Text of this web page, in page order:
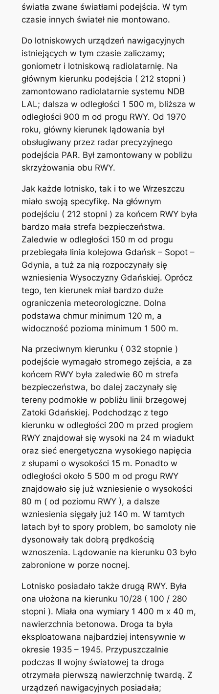
światła zwane światłami podejścia. W tym
czasie innych świateł nie montowano.
Do lotniskowych urządzeń nawigacyjnych
istniejących w tym czasie zaliczamy;
goniometr i lotniskową radiolatarnię. Na
głównym kierunku podejścia ( 212 stopni )
zamontowano radiolatarnie systemu NDB
LAL; dalsza w odległości 1 500 m, bliższa w
odległości 900 m od progu RWY. Od 1970
roku, główny kierunek lądowania był
obsługiwany przez radar precyzyjnego
podejścia PAR. Był zamontowany w pobliżu
skrzyżowania obu RWY.
Jak każde lotnisko, tak i to we Wrzeszczu
miało swoją specyfikę. Na głównym
podejściu ( 212 stopni ) za końcem RWY była
bardzo mała strefa bezpieczeństwa.
Zaledwie w odległości 150 m od progu
przebiegała linia kolejowa Gdańsk – Sopot –
Gdynia, a tuż za nią rozpoczynały się
wzniesienia Wysoczyzny Gdańskiej. Oprócz
tego, ten kierunek miał bardzo duże
ograniczenia meteorologiczne. Dolna
podstawa chmur minimum 120 m, a
widoczność pozioma minimum 1 500 m.
Na przeciwnym kierunku ( 032 stopnie )
podejście wymagało stromego zejścia, a za
końcem RWY była zaledwie 60 m strefa
bezpieczeństwa, bo dalej zaczynały się
tereny podmokłe w pobliżu linii brzegowej
Zatoki Gdańskiej. Podchodząc z tego
kierunku w odległości 200 m przed progiem
RWY znajdował się wysoki na 24 m wiadukt
oraz sieć energetyczna wysokiego napięcia
z słupami o wysokości 15 m. Ponadto w
odległości około 5 500 m od progu RWY
znajdowało się już wzniesienie o wysokości
80 m ( od poziomu RWY ), a dalsze
wzniesienia sięgały już 140 m. W tamtych
latach był to spory problem, bo samoloty nie
dysonowały tak dobrą prędkością
wznoszenia. Lądowanie na kierunku 03 było
zabronione w porze nocnej.
Lotnisko posiadało także drugą RWY. Była
ona ułożona na kierunku 10/28 ( 100 / 280
stopni ). Miała ona wymiary 1 400 m x 40 m,
nawierzchnia betonowa. Droga ta była
eksploatowana najbardziej intensywnie w
okresie 1935 – 1945. Przypuszczalnie
podczas II wojny światowej ta droga
otrzymała pierwszą nawierzchnię twardą. Z
urządzeń nawigacyjnych posiadała;